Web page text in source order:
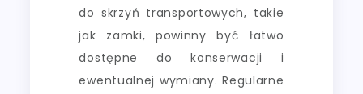
do skrzyń transportowych, takie
jak zamki, powinny być łatwo
dostępne do konserwacji i
ewentualnej wymiany. Regularne